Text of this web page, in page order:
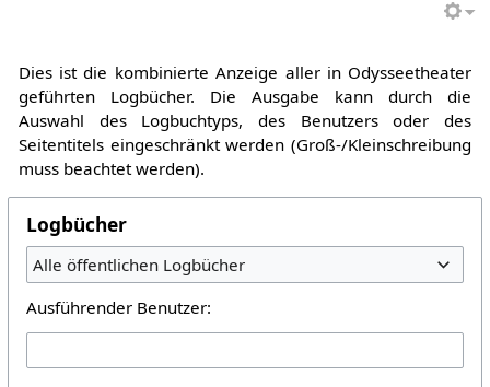
Dies ist die kombinierte Anzeige aller in Odysseetheater
geführten Logbücher. Die Ausgabe kann durch die
Auswahl des Logbuchtyps, des Benutzers oder des
Seitentitels eingeschränkt werden (Groß-/Kleinschreibung
muss beachtet werden).
Logbücher
Alle öffentlichen Logbücher
Ausführender Benutzer: